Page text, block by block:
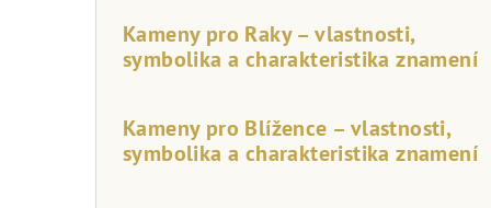
Kameny pro Raky – vlastnosti,
symbolika a charakteristika znamení
Kameny pro Blížence – vlastnosti,
symbolika a charakteristika znamení